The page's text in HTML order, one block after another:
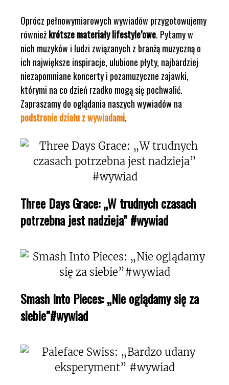
Oprócz pełnowymiarowych wywiadów przygotowujemy
równieżkrótsze materiały lifestyle’owe. Pytamy w
nich muzyków i ludzi związanych z branżą muzyczną o
ich największe inspiracje, ulubione płyty, najbardziej
niezapomniane koncerty i pozamuzyczne zajawki,
którymi na co dzień rzadko mogą się pochwalić.
Zapraszamy do oglądania naszych wywiadów na
podstronie działu z wywiadami.
Three Days Grace: „W trudnych czasach
potrzebna jest nadzieja” #wywiad
Smash Into Pieces: „Nie oglądamy się za
siebie”#wywiad